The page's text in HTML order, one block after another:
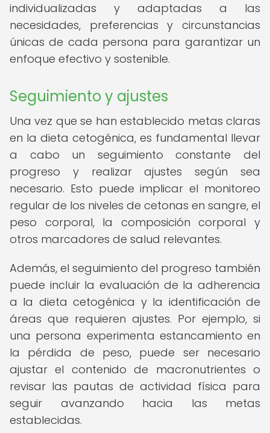
individualizadas y adaptadas a las
necesidades, preferencias y circunstancias
únicas de cada persona para garantizar un
enfoque efectivo y sostenible.
Seguimiento y ajustes
Una vez que se han establecido metas claras
en la dieta cetogénica, es fundamental llevar
a cabo un seguimiento constante del
progreso y realizar ajustes según sea
necesario. Esto puede implicar el monitoreo
regular de los niveles de cetonas en sangre, el
peso corporal, la composición corporal y
otros marcadores de salud relevantes.
Además, el seguimiento del progreso también
puede incluir la evaluación de la adherencia
a la dieta cetogénica y la identificación de
áreas que requieren ajustes. Por ejemplo, si
una persona experimenta estancamiento en
la pérdida de peso, puede ser necesario
ajustar el contenido de macronutrientes o
revisar las pautas de actividad física para
seguir avanzando hacia las metas
establecidas.